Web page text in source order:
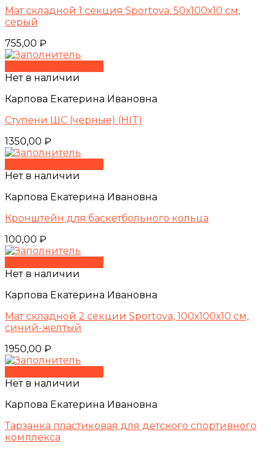
Мат складной 1 секция Sportova, 50х100х10 см,
серый
755,00 ₽
Нет в наличии
Карпова Екатерина Ивановна
Ступени ШС (черные) (HIT)
1350,00 ₽
Нет в наличии
Карпова Екатерина Ивановна
Кронштейн для баскетбольного кольца
100,00 ₽
Нет в наличии
Карпова Екатерина Ивановна
Мат складной 2 секции Sportova, 100х100х10 см,
синий-желтый
1950,00 ₽
Нет в наличии
Карпова Екатерина Ивановна
Тарзанка пластиковая для детского спортивного
комплекса